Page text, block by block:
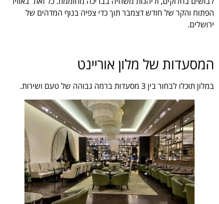
הפתוח והקר של חודש דצמבר תוך כדי צפיה בנוף המדהים של
ירושלים.
המסעדות של מלון אוריינט
במלון תוכלו לבחור בין 3 מסעדות ברמה גבוהה של טעם ושירות.